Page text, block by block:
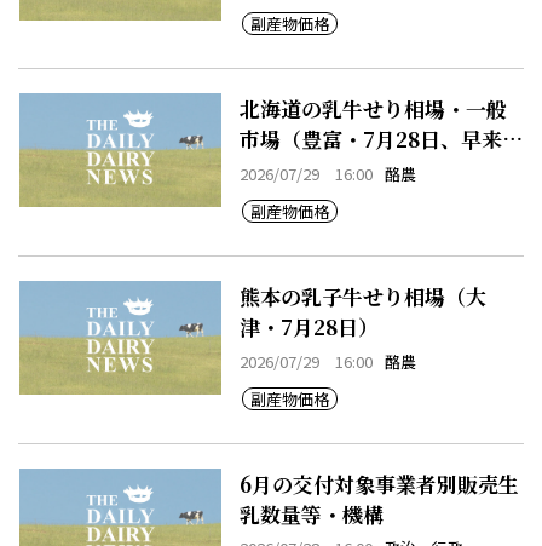
副産物価格
北海道の乳牛せり相場・一般
市場（豊富・7月28日、早来・
7月28日）
2026/07/29 16:00 酪農
副産物価格
熊本の乳子牛せり相場（大
津・7月28日）
2026/07/29 16:00 酪農
副産物価格
6月の交付対象事業者別販売生
乳数量等・機構